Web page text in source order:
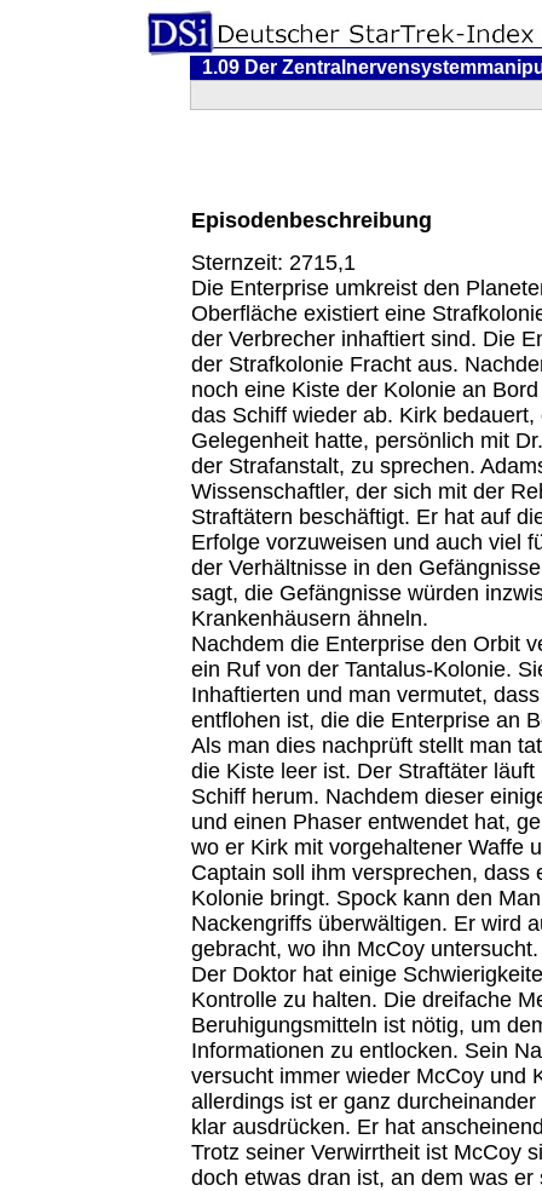
1.09 Der
Episodenbeschreibung
Sternzeit: 2715,1
Die Enterprise umkreist den
Oberfläche existiert eine
der Verbrecher inhaftiert sind. Die
der Strafkolonie Fracht aus.
noch eine Kiste der Kolonie an
das Schiff wieder ab. Kirk bedauert,
Gelegenheit hatte, persönlich mit
der Strafanstalt, zu sprechen.
Wissenschaftler, der sich mit der
Straftätern beschäftigt. Er hat auf
Erfolge vorzuweisen und auch viel
der Verhältnisse in den
sagt, die Gefängnisse würden
Krankenhäusern ähneln.
Nachdem die Enterprise den Orbit
ein Ruf von der Tantalus-Kolonie.
Inhaftierten und man vermutet,
entflohen ist, die die Enterprise an
Als man dies nachprüft stellt man
die Kiste leer ist. Der Straftäter
Schiff herum. Nachdem dieser
und einen Phaser entwendet hat,
wo er Kirk mit vorgehaltener Waffe
Captain soll ihm versprechen, dass
Kolonie bringt. Spock kann den
Nackengriffs überwältigen. Er wird
gebracht, wo ihn McCoy untersucht.
Der Doktor hat einige
Kontrolle zu halten. Die dreifache
Beruhigungsmitteln ist nötig, um
Informationen zu entlocken. Sein
versucht immer wieder McCoy und
allerdings ist er ganz
klar ausdrücken. Er hat
Trotz seiner Verwirrtheit ist McCoy
doch etwas dran ist, an dem was er